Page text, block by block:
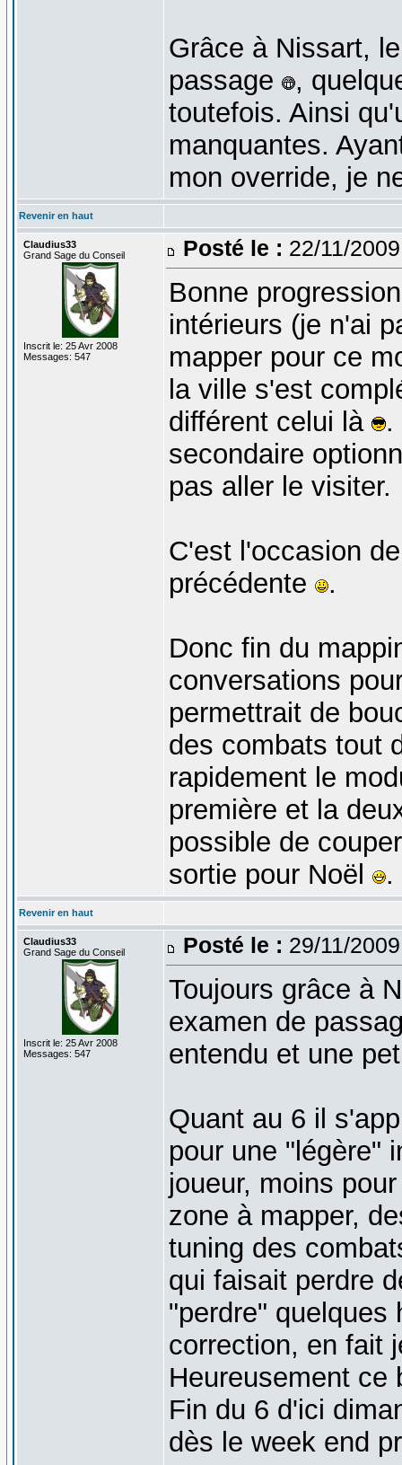
Grâce à Nissart,
passage
,
toutefois. Ainsi
manquantes.
mon override, je
Revenir en haut
Claudius33
Grand Sage du Conseil
Inscrit le: 25 Avr 2008
Messages: 547
Posté le : 22/11/
Bonne
intérieurs (je n'ai
mapper pour ce
la ville s'est
différent celui là
.
secondaire
pas aller le visiter.
C'est l'occasion
précédente
.
Donc fin du
conversations
permettrait de
des combats tout
rapidement le
première et la
possible de
sortie pour Noël
.
Revenir en haut
Claudius33
Grand Sage du Conseil
Inscrit le: 25 Avr 2008
Messages: 547
Posté le : 29/11/
Toujours grâce à
examen de
entendu et une
Quant au 6 il
pour une "légère"
joueur, moins
zone à mapper,
tuning des
qui faisait perdre
"perdre" quelques
correction, en fait
Heureusement ce
Fin du 6 d'ici
dès le week end